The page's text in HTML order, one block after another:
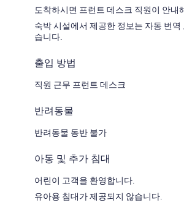
도착하시면 프런트 데스크 직원이 안내
숙박 시설에서 제공한 정보는 자동 번
습니다.
출입 방법
직원 근무 프런트 데스크
반려동물
반려동물 동반 불가
아동 및 추가 침대
어린이 고객을 환영합니다.
유아용 침대가 제공되지 않습니다.